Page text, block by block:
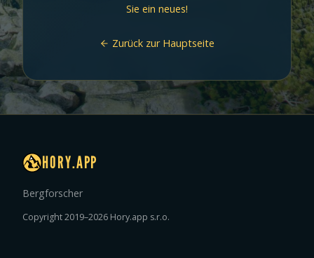
Sie ein neues!
Zurück zur Hauptseite
HORY.APP
Bergforscher
Copyright 2019–2026 Hory.app s.r.o.